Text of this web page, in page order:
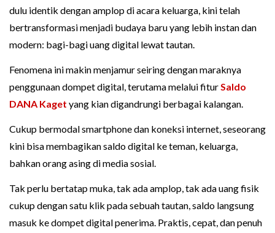
dulu identik dengan amplop di acara keluarga, kini telah
bertransformasi menjadi budaya baru yang lebih instan dan
modern: bagi-bagi uang digital lewat tautan.
Fenomena ini makin menjamur seiring dengan maraknya
penggunaan dompet digital, terutama melalui fiturSaldo
DANA Kaget yang kian digandrungi berbagai kalangan.
Cukup bermodal smartphone dan koneksi internet, seseorang
kini bisa membagikan saldo digital ke teman, keluarga,
bahkan orang asing di media sosial.
Tak perlu bertatap muka, tak ada amplop, tak ada uang fisik
cukup dengan satu klik pada sebuah tautan, saldo langsung
masuk ke dompet digital penerima. Praktis, cepat, dan penuh